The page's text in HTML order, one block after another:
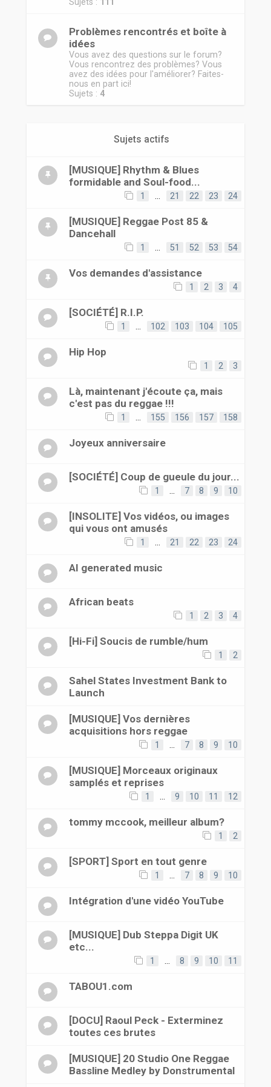
Problèmes rencontrés et boîte à
idées
Vous avez des questions sur le forum?
Vous rencontrez des problèmes? Vous
avez des idées pour l'améliorer? Faites-
nous en part ici!
Sujets : 4
Sujets actifs
[MUSIQUE] Rhythm & Blues
formidable and Soul-food...
1 21 22 23 24
[MUSIQUE] Reggae Post 85 &
Dancehall
1 51 52 53 54
Vos demandes d'assistance
1 2 3 4
[SOCIÉTÉ] R.I.P.
1 102 103 104 105
Hip Hop
1 2 3
Là, maintenant j'écoute ça, mais
c'est pas du reggae !!!
1 155 156 157 158
Joyeux anniversaire
[SOCIÉTÉ] Coup de gueule du jour...
1 7 8 9 10
[INSOLITE] Vos vidéos, ou images
qui vous ont amusés
1 21 22 23 24
AI generated music
African beats
1 2 3 4
[Hi-Fi] Soucis de rumble/hum
1 2
Sahel States Investment Bank to
Launch
[MUSIQUE] Vos dernières
acquisitions hors reggae
1 7 8 9 10
[MUSIQUE] Morceaux originaux
samplés et reprises
1 9 10 11 12
tommy mccook, meilleur album?
1 2
[SPORT] Sport en tout genre
1 7 8 9 10
Intégration d'une vidéo YouTube
[MUSIQUE] Dub Steppa Digit UK
etc...
1 8 9 10 11
TABOU1.com
[DOCU] Raoul Peck - Exterminez
toutes ces brutes
[MUSIQUE] 20 Studio One Reggae
Bassline Medley by Donstrumental